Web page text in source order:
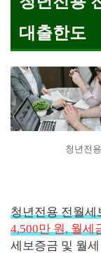
대출한도
청년전
청년전용 전월
4,500만 원, 월세
세보증금 및 월